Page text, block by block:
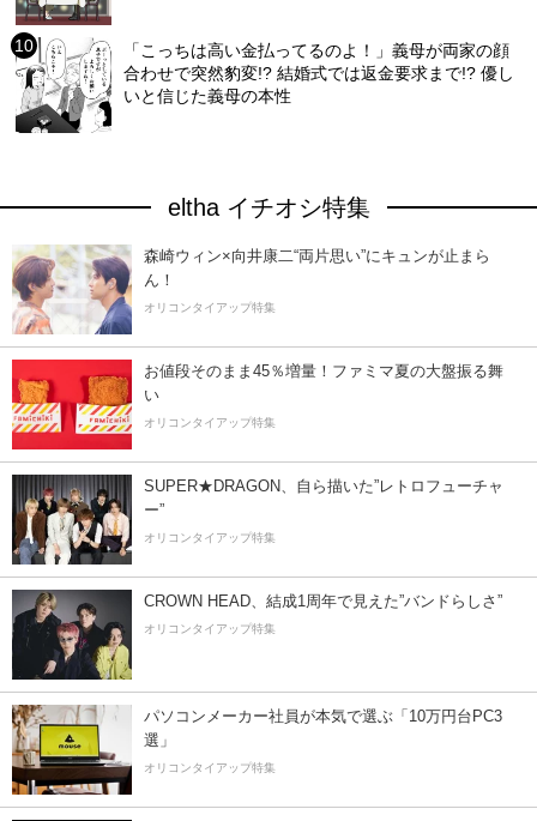
「こっちは高い金払ってるのよ！」義母が両家の顔
合わせで突然豹変!? 結婚式では返金要求まで!? 優し
いと信じた義母の本性
eltha イチオシ特集
森崎ウィン×向井康二“両片思い”にキュンが止まら
ん！
オリコンタイアップ特集
お値段そのまま45％増量！ファミマ夏の大盤振る舞
い
オリコンタイアップ特集
SUPER★DRAGON、自ら描いた”レトロフューチャ
ー”
オリコンタイアップ特集
CROWN HEAD、結成1周年で見えた”バンドらしさ”
オリコンタイアップ特集
パソコンメーカー社員が本気で選ぶ「10万円台PC3
選」
オリコンタイアップ特集